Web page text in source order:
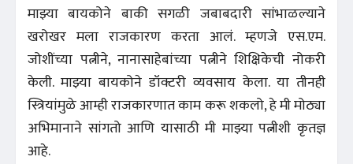
माझ्या बायकोने बाकी सगळी जबाबदारी सांभाळल्याने
खरोखर मला राजकारण करता आलं. म्हणजे एस.एम.
जोशींच्या पत्नीने, नानासाहेबांच्या पत्नीने शिक्षिकेची नोकरी
केली. माझ्या बायकोने डॉक्टरी व्यवसाय केला. या तीनही
स्त्रियांमुळे आम्ही राजकारणात काम करू शकलो, हे मी मोठ्या
अभिमानाने सांगतो आणि यासाठी मी माझ्या पत्नीशी कृतज्ञ
आहे.